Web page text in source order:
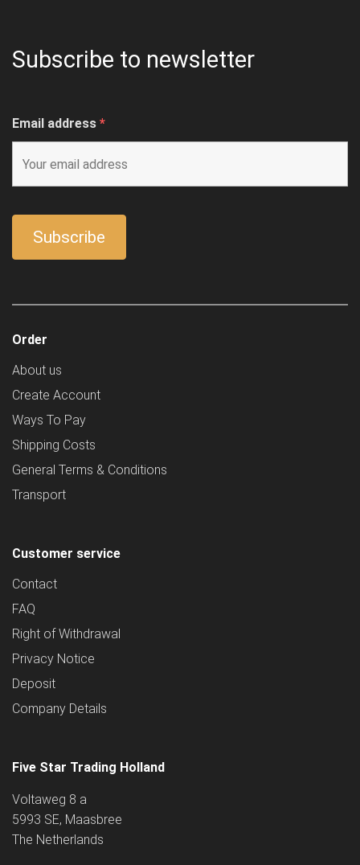
Subscribe to newsletter
Email address *
Order
About us
Create Account
Ways To Pay
Shipping Costs
General Terms & Conditions
Transport
Customer service
Contact
FAQ
Right of Withdrawal
Privacy Notice
Deposit
Company Details
Five Star Trading Holland
Voltaweg 8 a
5993 SE, Maasbree
The Netherlands